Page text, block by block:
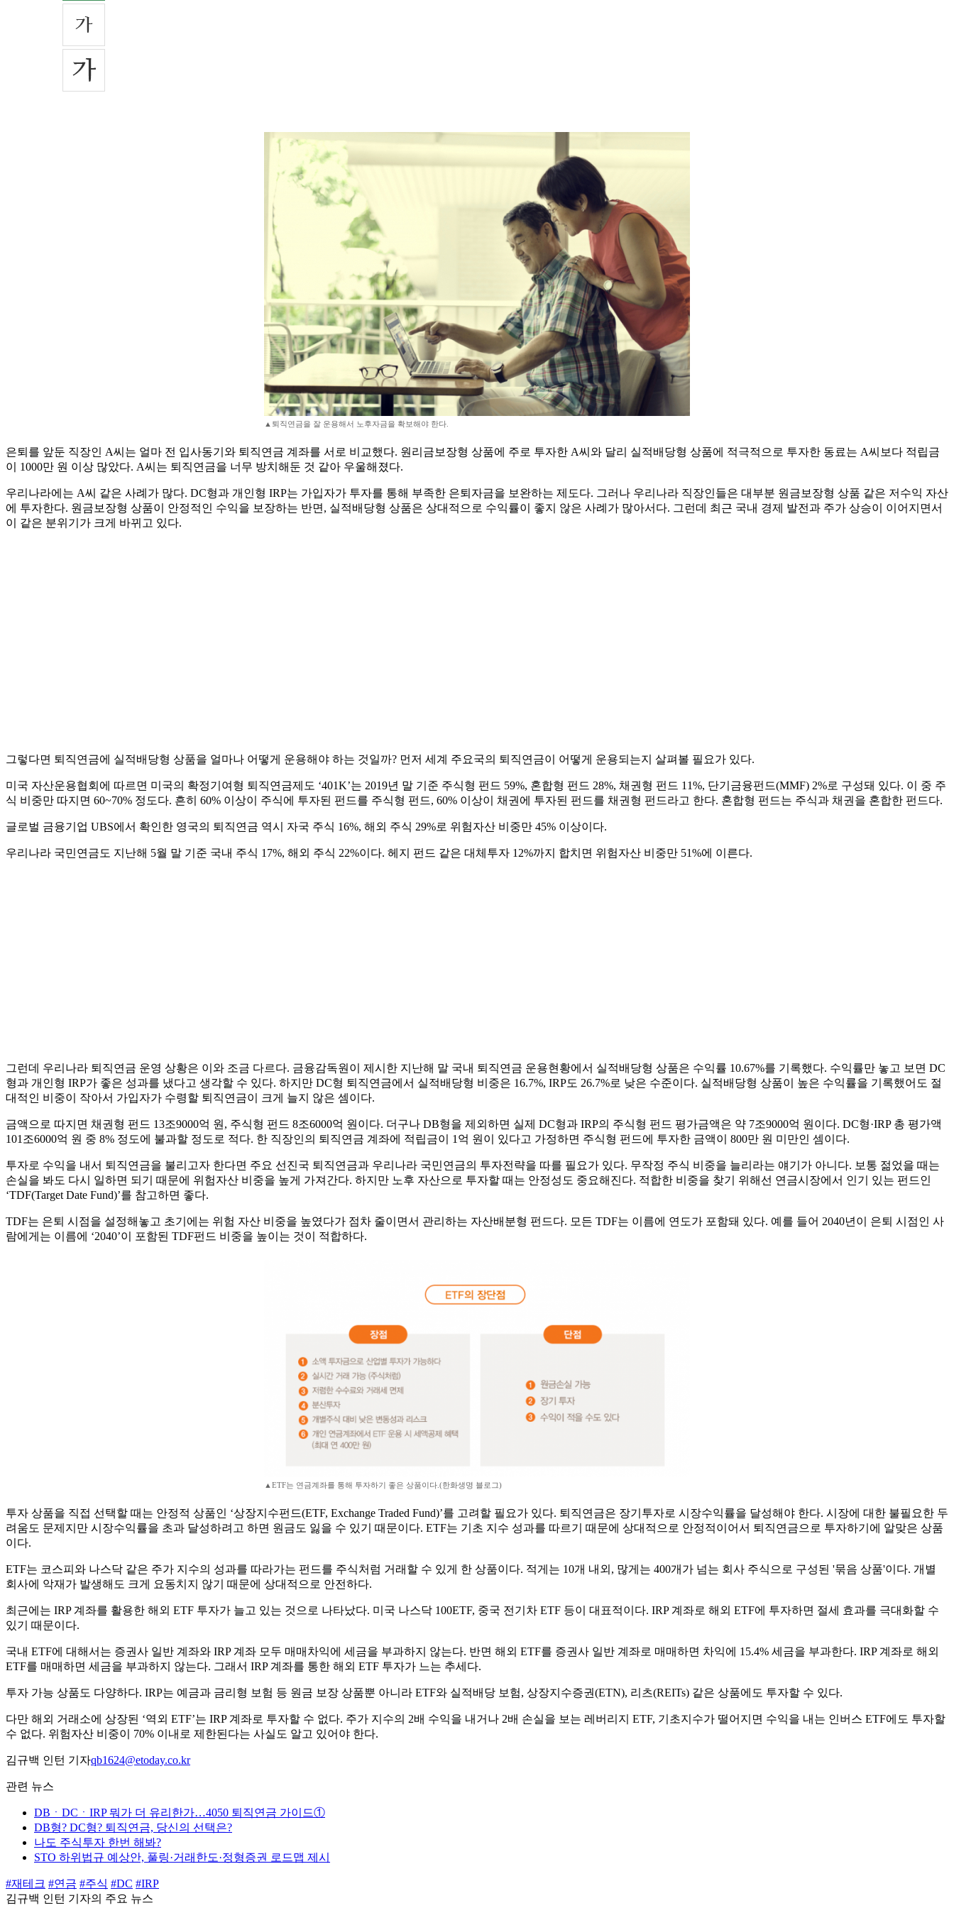
▲퇴직연금을 잘 운용해서 노후자금을 확보해야 한다.
은퇴를 앞둔 직장인 A씨는 얼마 전 입사동기와 퇴직연금 계좌를 서로 비교했다. 원리금보장형 상품에 주로 투자한 A씨와 달리 실적배당형 상품에 적극적으로 투자한 동료는 A씨보다 적립금
이 1000만 원 이상 많았다. A씨는 퇴직연금을 너무 방치해둔 것 같아 우울해졌다.
우리나라에는 A씨 같은 사례가 많다. DC형과 개인형 IRP는 가입자가 투자를 통해 부족한 은퇴자금을 보완하는 제도다. 그러나 우리나라 직장인들은 대부분 원금보장형 상품 같은 저수익 자산
에 투자한다. 원금보장형 상품이 안정적인 수익을 보장하는 반면, 실적배당형 상품은 상대적으로 수익률이 좋지 않은 사례가 많아서다. 그런데 최근 국내 경제 발전과 주가 상승이 이어지면서
이 같은 분위기가 크게 바뀌고 있다.
그렇다면 퇴직연금에 실적배당형 상품을 얼마나 어떻게 운용해야 하는 것일까? 먼저 세계 주요국의 퇴직연금이 어떻게 운용되는지 살펴볼 필요가 있다.
미국 자산운용협회에 따르면 미국의 확정기여형 퇴직연금제도 ‘401K’는 2019년 말 기준 주식형 펀드 59%, 혼합형 펀드 28%, 채권형 펀드 11%, 단기금융펀드(MMF) 2%로 구성돼 있다. 이 중 주
식 비중만 따지면 60~70% 정도다. 흔히 60% 이상이 주식에 투자된 펀드를 주식형 펀드, 60% 이상이 채권에 투자된 펀드를 채권형 펀드라고 한다. 혼합형 펀드는 주식과 채권을 혼합한 펀드다.
글로벌 금융기업 UBS에서 확인한 영국의 퇴직연금 역시 자국 주식 16%, 해외 주식 29%로 위험자산 비중만 45% 이상이다.
우리나라 국민연금도 지난해 5월 말 기준 국내 주식 17%, 해외 주식 22%이다. 헤지 펀드 같은 대체투자 12%까지 합치면 위험자산 비중만 51%에 이른다.
그런데 우리나라 퇴직연금 운영 상황은 이와 조금 다르다. 금융감독원이 제시한 지난해 말 국내 퇴직연금 운용현황에서 실적배당형 상품은 수익률 10.67%를 기록했다. 수익률만 놓고 보면 DC
형과 개인형 IRP가 좋은 성과를 냈다고 생각할 수 있다. 하지만 DC형 퇴직연금에서 실적배당형 비중은 16.7%, IRP도 26.7%로 낮은 수준이다. 실적배당형 상품이 높은 수익률을 기록했어도 절
대적인 비중이 작아서 가입자가 수령할 퇴직연금이 크게 늘지 않은 셈이다.
금액으로 따지면 채권형 펀드 13조9000억 원, 주식형 펀드 8조6000억 원이다. 더구나 DB형을 제외하면 실제 DC형과 IRP의 주식형 펀드 평가금액은 약 7조9000억 원이다. DC형·IRP 총 평가액
101조6000억 원 중 8% 정도에 불과할 정도로 적다. 한 직장인의 퇴직연금 계좌에 적립금이 1억 원이 있다고 가정하면 주식형 펀드에 투자한 금액이 800만 원 미만인 셈이다.
투자로 수익을 내서 퇴직연금을 불리고자 한다면 주요 선진국 퇴직연금과 우리나라 국민연금의 투자전략을 따를 필요가 있다. 무작정 주식 비중을 늘리라는 얘기가 아니다. 보통 젊었을 때는
손실을 봐도 다시 일하면 되기 때문에 위험자산 비중을 높게 가져간다. 하지만 노후 자산으로 투자할 때는 안정성도 중요해진다. 적합한 비중을 찾기 위해선 연금시장에서 인기 있는 펀드인
‘TDF(Target Date Fund)’를 참고하면 좋다.
TDF는 은퇴 시점을 설정해놓고 초기에는 위험 자산 비중을 높였다가 점차 줄이면서 관리하는 자산배분형 펀드다. 모든 TDF는 이름에 연도가 포함돼 있다. 예를 들어 2040년이 은퇴 시점인 사
람에게는 이름에 ‘2040’이 포함된 TDF펀드 비중을 높이는 것이 적합하다.
▲ETF는 연금계좌를 통해 투자하기 좋은 상품이다.(한화생명 블로그)
투자 상품을 직접 선택할 때는 안정적 상품인 ‘상장지수펀드(ETF, Exchange Traded Fund)’를 고려할 필요가 있다. 퇴직연금은 장기투자로 시장수익률을 달성해야 한다. 시장에 대한 불필요한 두
려움도 문제지만 시장수익률을 초과 달성하려고 하면 원금도 잃을 수 있기 때문이다. ETF는 기초 지수 성과를 따르기 때문에 상대적으로 안정적이어서 퇴직연금으로 투자하기에 알맞은 상품
이다.
ETF는 코스피와 나스닥 같은 주가 지수의 성과를 따라가는 펀드를 주식처럼 거래할 수 있게 한 상품이다. 적게는 10개 내외, 많게는 400개가 넘는 회사 주식으로 구성된 '묶음 상품'이다. 개별
회사에 악재가 발생해도 크게 요동치지 않기 때문에 상대적으로 안전하다.
최근에는 IRP 계좌를 활용한 해외 ETF 투자가 늘고 있는 것으로 나타났다. 미국 나스닥 100ETF, 중국 전기차 ETF 등이 대표적이다. IRP 계좌로 해외 ETF에 투자하면 절세 효과를 극대화할 수
있기 때문이다.
국내 ETF에 대해서는 증권사 일반 계좌와 IRP 계좌 모두 매매차익에 세금을 부과하지 않는다. 반면 해외 ETF를 증권사 일반 계좌로 매매하면 차익에 15.4% 세금을 부과한다. IRP 계좌로 해외
ETF를 매매하면 세금을 부과하지 않는다. 그래서 IRP 계좌를 통한 해외 ETF 투자가 느는 추세다.
투자 가능 상품도 다양하다. IRP는 예금과 금리형 보험 등 원금 보장 상품뿐 아니라 ETF와 실적배당 보험, 상장지수증권(ETN), 리츠(REITs) 같은 상품에도 투자할 수 있다.
다만 해외 거래소에 상장된 ‘역외 ETF’는 IRP 계좌로 투자할 수 없다. 주가 지수의 2배 수익을 내거나 2배 손실을 보는 레버리지 ETF, 기초지수가 떨어지면 수익을 내는 인버스 ETF에도 투자할
수 없다. 위험자산 비중이 70% 이내로 제한된다는 사실도 알고 있어야 한다.
김규백 인턴 기자qb1624@etoday.co.kr
관련 뉴스
DBㆍDCㆍIRP 뭐가 더 유리한가…4050 퇴직연금 가이드①
DB형? DC형? 퇴직연금, 당신의 선택은?
나도 주식투자 한번 해봐?
STO 하위법규 예상안, 풀링·거래한도·정형증권 로드맵 제시
#재테크 #연금 #주식 #DC #IRP
김규백 인턴 기자의 주요 뉴스